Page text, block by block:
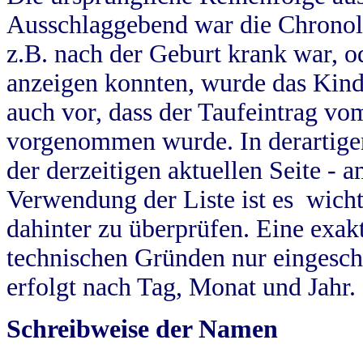
Ausschlaggebend war die
z.B. nach der Geburt krank war,
anzeigen konnten, wurde das
auch vor, dass der Taufeintrag
vorgenommen wurde. In
der derzeitigen aktuellen Seite -
Verwendung der Liste ist es
dahinter zu überprüfen. Eine
technischen Gründen nur
erfolgt nach Tag, Monat und Jahr.
Schreibweise der Namen